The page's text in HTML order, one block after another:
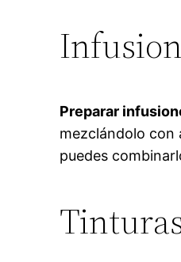
Preparar
mezclándolo con
puedes